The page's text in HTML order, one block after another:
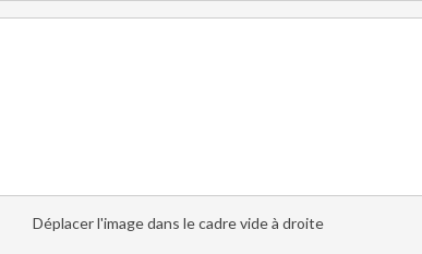
Déplacer l'image dans le cadre vide à droite